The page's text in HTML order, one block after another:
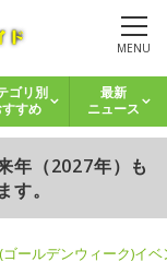
MENU
ゴリ別
すすめ
最新
ニュース
年（2027年）も
。
ールデンウィーク)イ